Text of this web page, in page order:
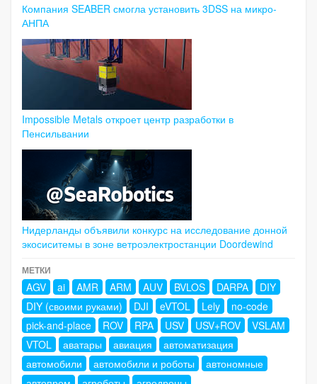
Компания SEABER смогла установить 3DSS на микро-
АНПА
Impossible Metals откроет центр разработки в
Пенсильвании
Нидерланды объявили конкурс на исследование донной
экосиситемы в зоне ветроэлектростанции Doordewind
МЕТКИ
AGV ai AMR ARM AUV BVLOS DARPA
DIY
DIY (своими руками)
DJI eVTOL Lely
no-code
pick-and-place
ROV RPA USV USV+ROV
VSLAM
VTOL
аватары авиация
автоматизация
автомобили
автомобили и роботы
автономные